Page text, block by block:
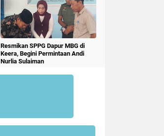
Resmikan SPPG Dapur MBG di
Keera, Begini Permintaan Andi
Nurlia Sulaiman